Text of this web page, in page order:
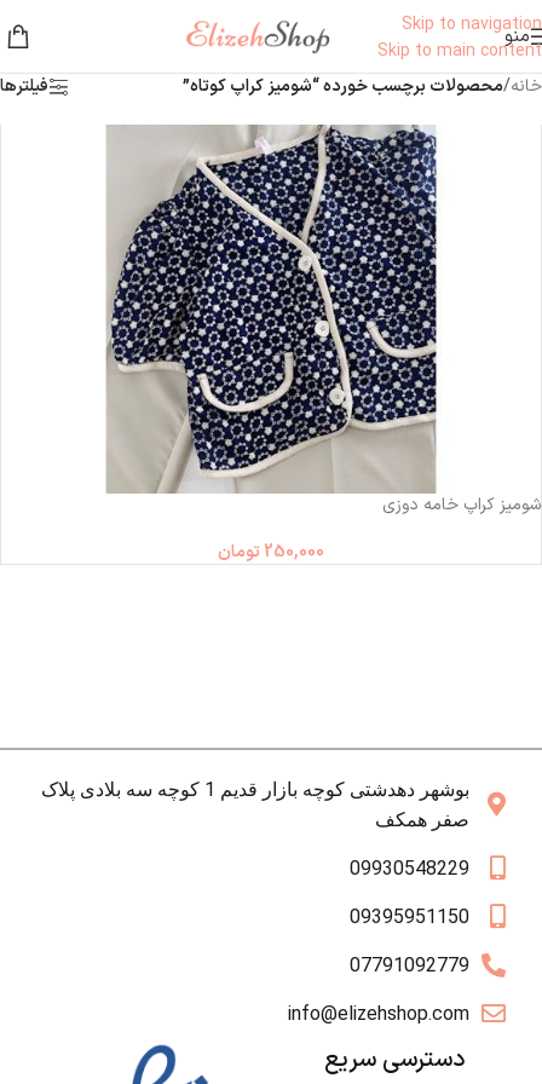
Skip to navigation
Skip to main content
منو
خانه/محصولات برچسب خورده “شومیز کراپ کوتاه” فیلترها
شومیز کراپ خامه دوزی
250,000 تومان
بوشهر دهدشتی کوچه بازار قدیم 1 کوچه سه بلادی پلاک
صفر همکف
09930548229
09395951150
07791092779
info@elizehshop.com
دسترسی سریع